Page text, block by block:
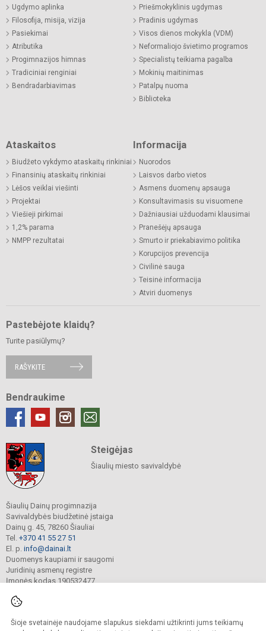
Šioje svetainėje naudojame slapukus siekdami užtikrinti jums teikiamų
Ugdymo aplinka
Filosofija, misija, vizija
Pasiekimai
Atributika
Progimnazijos himnas
Tradiciniai renginiai
Bendradarbiavimas
Priešmokyklinis ugdymas
Pradinis ugdymas
Visos dienos mokykla (VDM)
Neformaliojo švietimo programos
Specialistų teikiama pagalba
Mokinių maitinimas
Patalpų nuoma
Biblioteka
Ataskaitos
Biudžeto vykdymo ataskaitų rinkiniai
Finansinių ataskaitų rinkiniai
Lėšos veiklai viešinti
Projektai
Viešieji pirkimai
1,2% parama
NMPP rezultatai
Informacija
Nuorodos
Laisvos darbo vietos
Asmens duomenų apsauga
Konsultavimasis su visuomene
Dažniausiai užduodami klausimai
Pranešėjų apsauga
Smurto ir priekabiavimo politika
Korupcijos prevencija
Civilinė sauga
Teisinė informacija
Atviri duomenys
Pastebėjote klaidų?
Turite pasiūlymų?
RAŠYKITE
Bendraukime
Steigėjas
Šiaulių miesto savivaldybė
Šiaulių Dainų progimnazija
Savivaldybės biudžetinė įstaiga
Dainų g. 45, 78260 Šiauliai
Tel. +370 41 55 27 51
El. p. info@dainai.lt
Duomenys kaupiami ir saugomi
Juridinių asmenų registre
Įmonės kodas 190532477
© 2023. Šiaulių Dainų progimnazija. Visos teisės saugomos.